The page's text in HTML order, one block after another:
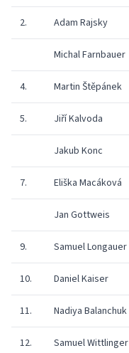
2. Adam Rajsky
Michal Farnbauer
4. Martin Štěpánek
5. Jiří Kalvoda
Jakub Konc
7. Eliška Macáková
Jan Gottweis
9. Samuel Longauer
10. Daniel Kaiser
11. Nadiya Balanchuk
12. Samuel Wittlinger